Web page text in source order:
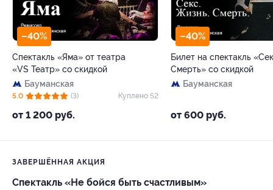
–40%
Спектакль «Яма» от театра
«VS Театр» со скидкой
Бауманская
от 1 200 руб.
5.0 (3) Куплено 52
–40%
Билет на спектакль
Смерть» со скидкой
Бауманская
от 600 руб.
ЗАВЕРШЁННАЯ АКЦИЯ
Спектакль «Не бойся быть счастливым»